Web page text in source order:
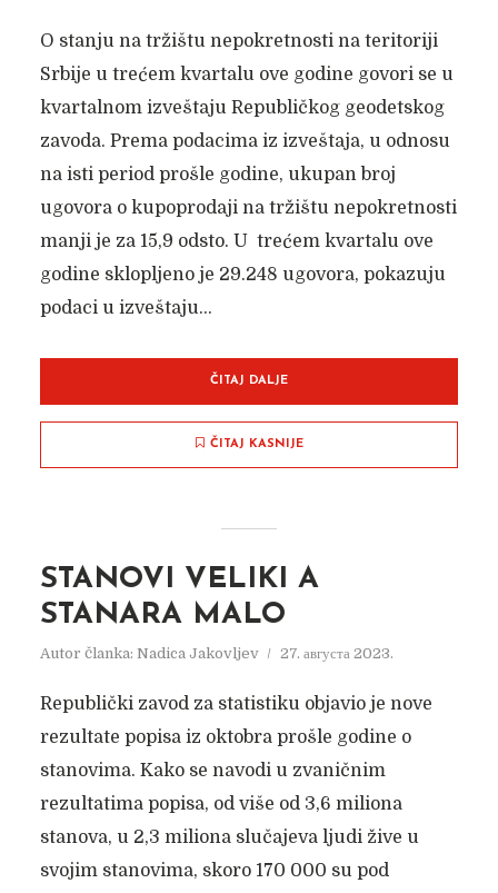
O stanju na tržištu nepokretnosti na teritoriji
Srbije u trećem kvartalu ove godine govori se u
kvartalnom izveštaju Republičkog geodetskog
zavoda. Prema podacima iz izveštaja, u odnosu
na isti period prošle godine, ukupan broj
ugovora o kupoprodaji na tržištu nepokretnosti
manji je za 15,9 odsto. U trećem kvartalu ove
godine sklopljeno je 29.248 ugovora, pokazuju
podaci u izveštaju...
ČITAJ DALJE
ČITAJ KASNIJE
STANOVI VELIKI A
STANARA MALO
Autor članka: Nadica Jakovljev 27. августа 2023.
Republički zavod za statistiku objavio je nove
rezultate popisa iz oktobra prošle godine o
stanovima. Kako se navodi u zvaničnim
rezultatima popisa, od više od 3,6 miliona
stanova, u 2,3 miliona slučajeva ljudi žive u
svojim stanovima, skoro 170 000 su pod